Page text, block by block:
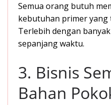
Semua orang butuh
kebutuhan primer
Terlebih dengan
sepanjang waktu.
3. Bisnis
Bahan